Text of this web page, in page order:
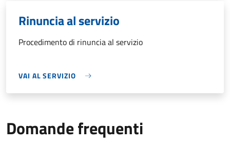
Rinuncia al servizio
Procedimento di rinuncia al servizio
VAI AL SERVIZIO
Domande frequenti